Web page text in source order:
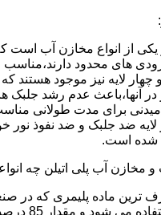
یکی از انواع مخازن آب
های محدود
لایه نیز موجود هستند که
در آنها،باعث عدم رشد جلبک
برای مدت طولانی
لایه ضد جلبک و ضد نفوذ
شده است.
مخازن آب پلی اتیلن چه
ترین ماده پلیمری که در
دورانی از